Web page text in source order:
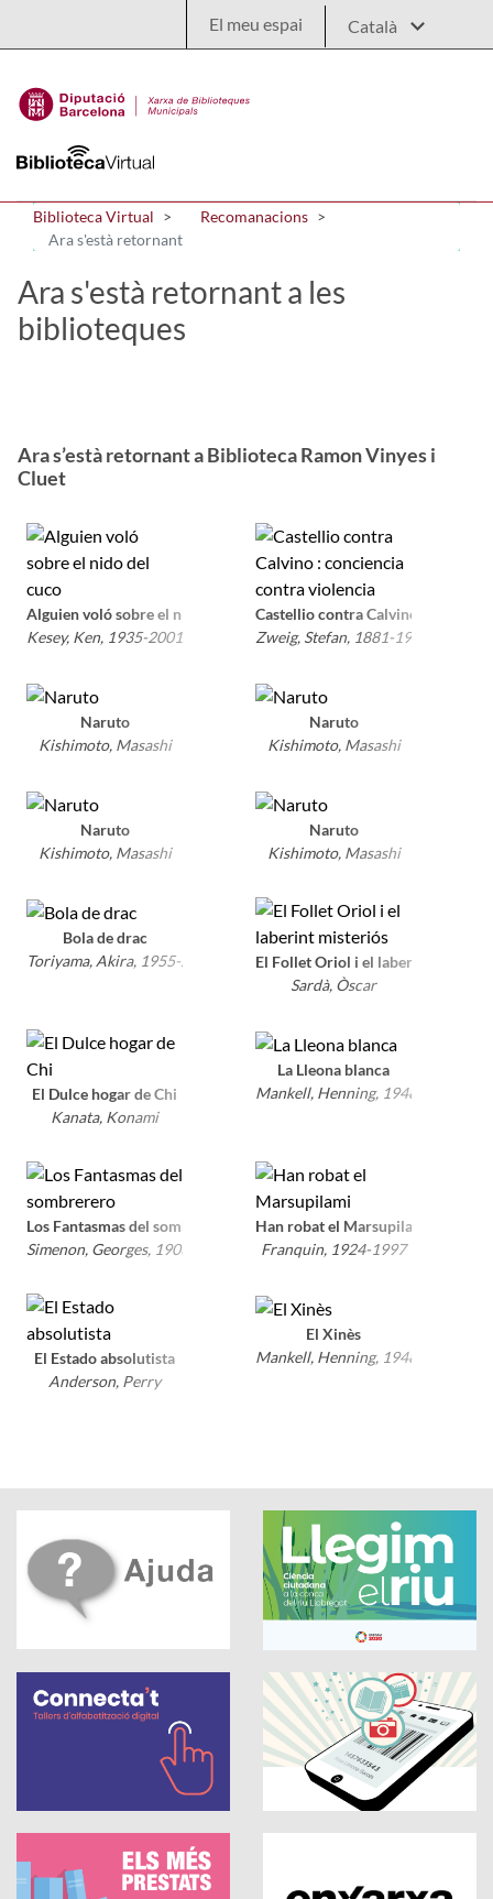
El meu espai
Biblioteca Virtual
Recomanacions
Ara s'està retornant
Ara s'està retornant a les
biblioteques
Ara s’està retornant a Biblioteca Ramon Vinyes i
Cluet
Alguien voló sobre el nido del cuco
Kesey, Ken, 1935-2001
Castellio contra Calvino :
Zweig, Stefan, 1881-1942
Naruto
Kishimoto, Masashi
Naruto
Kishimoto, Masashi
Naruto
Kishimoto, Masashi
Naruto
Kishimoto, Masashi
Bola de drac
Toriyama, Akira, 1955-2024
El Follet Oriol i el laberint
Sardà, Òscar
El Dulce hogar de Chi
Kanata, Konami
La Lleona blanca
Mankell, Henning, 1948-2015
Los Fantasmas del sombrerero
Simenon, Georges, 1903-1989
Han robat el Marsupilami
Franquin, 1924-1997
El Estado absolutista
Anderson, Perry
El Xinès
Mankell, Henning, 1948-2015